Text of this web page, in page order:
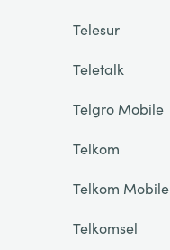
Telesur
Teletalk
Telgro Mobile
Telkom
Telkom Mobile
Telkomsel